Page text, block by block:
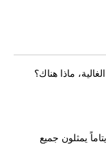
ماذا هناك؟
يمثلون جميع